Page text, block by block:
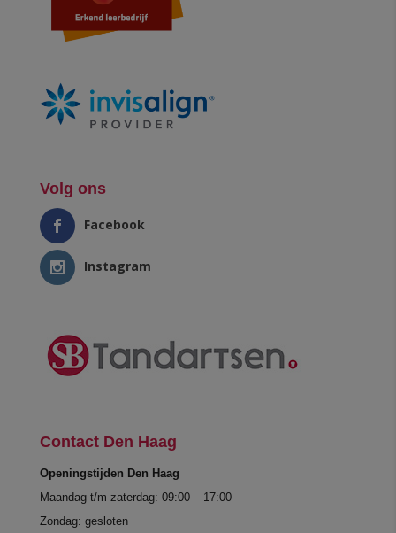
Volg ons
Facebook
Instagram
Contact Den Haag
Openingstijden Den Haag
Maandag t/m zaterdag: 09:00 – 17:00
Zondag: gesloten